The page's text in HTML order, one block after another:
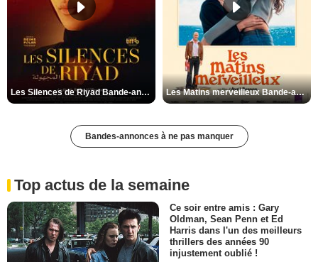
Les Silences de Riyad Bande-annonce VO STFR Les Matins merveilleux Bande-annonce VF
Bandes-annonces à ne pas manquer
Top actus de la semaine
Ce soir entre amis : Gary
Oldman, Sean Penn et Ed
Harris dans l'un des meilleurs
thrillers des années 90
injustement oublié !